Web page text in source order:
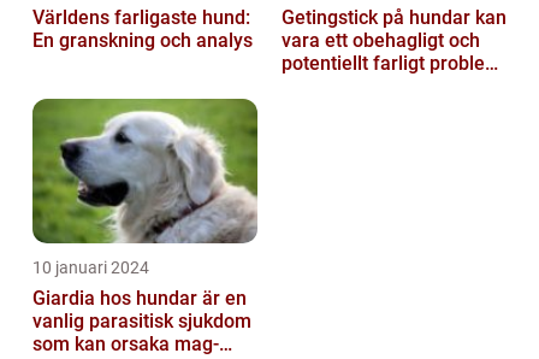
Världens farligaste hund:
En granskning och analys
Getingstick på hundar kan
vara ett obehagligt och
potentiellt farligt problem
10 januari 2024
Giardia hos hundar är en
vanlig parasitisk sjukdom
som kan orsaka mag-